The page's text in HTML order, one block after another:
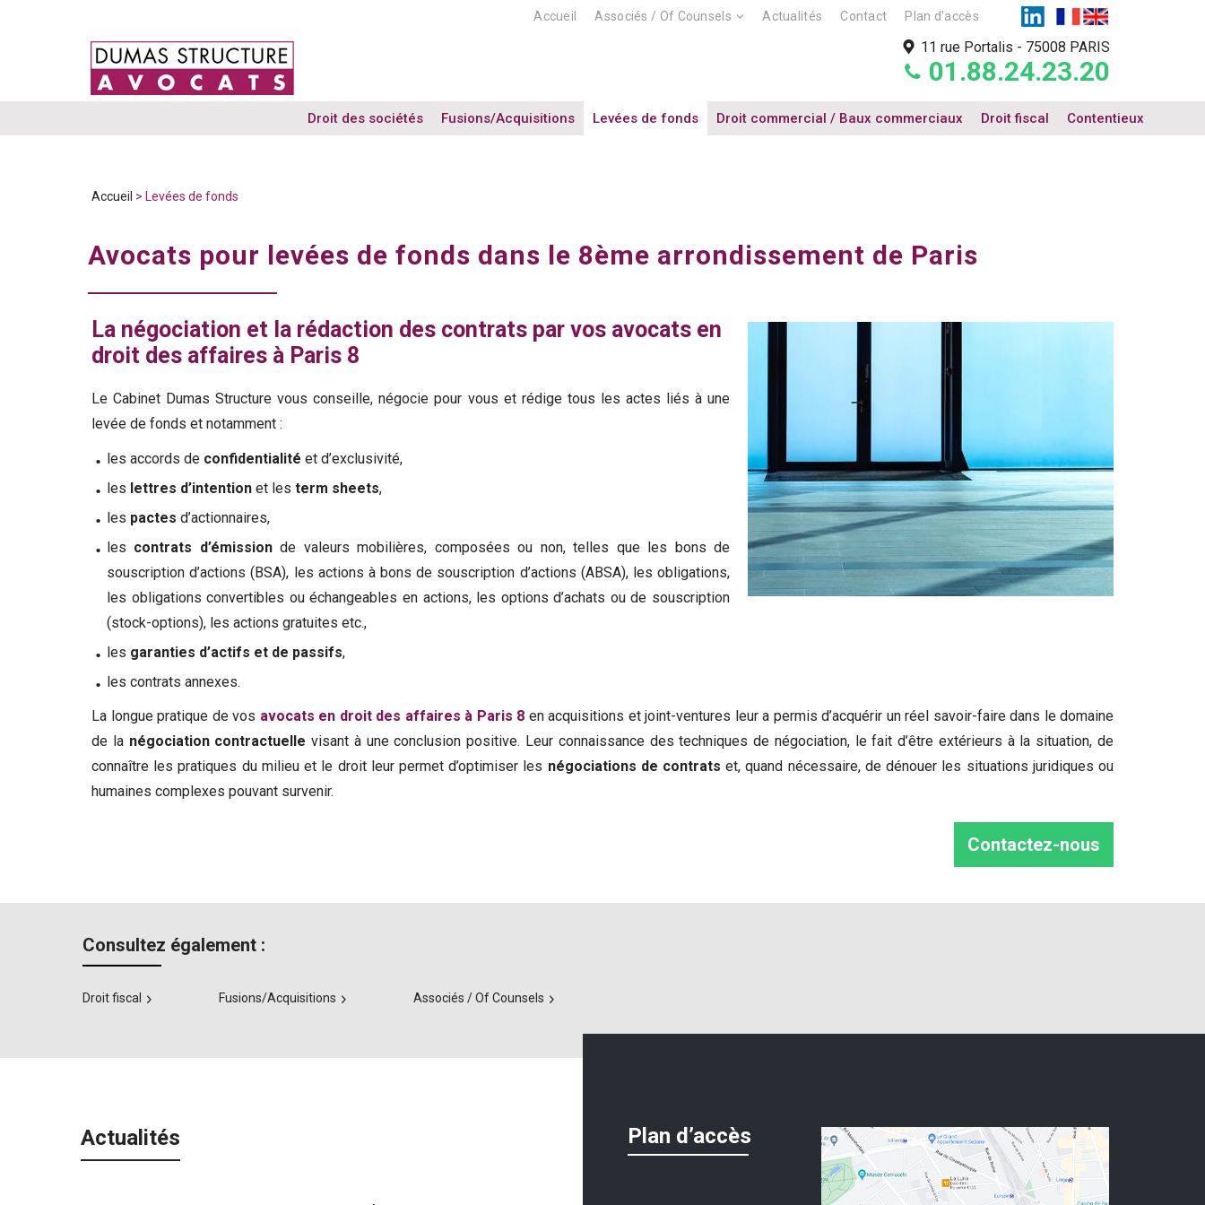
Accueil Associés / Of Counsels Actualités Contact Plan d'accès
11 rue Portalis - 75008 PARIS
01.88.24.23.20
Droit des sociétés Fusions/Acquisitions Levées de fonds Droit commercial / Baux commerciaux Droit fiscal Contentieux
Accueil > Levées de fonds
Avocats pour levées de fonds dans le 8ème arrondissement de Paris
La négociation et la rédaction des contrats par vos avocats en
droit des affaires à Paris 8
Le Cabinet Dumas Structure vous conseille, négocie pour vous et rédige tous les actes liés à une
levée de fonds et notamment :
les accords de confidentialité et d’exclusivité,
les lettres d’intention et les term sheets,
les pactes d’actionnaires,
les contrats d’émission de valeurs mobilières, composées ou non, telles que les bons de
souscription d’actions (BSA), les actions à bons de souscription d’actions (ABSA), les obligations,
les obligations convertibles ou échangeables en actions, les options d’achats ou de souscription
(stock-options), les actions gratuites etc.,
les garanties d’actifs et de passifs,
les contrats annexes.
La longue pratique de vos avocats en droit des affaires à Paris 8 en acquisitions et joint-ventures leur a permis d’acquérir un réel savoir-faire dans le domaine
de la négociation contractuellevisant à une conclusion positive. Leur connaissance des techniques de négociation, le fait d’être extérieurs à la situation, de
connaître les pratiques du milieu et le droit leur permet d’optimiser les négociations de contrats et, quand nécessaire, de dénouer les situations juridiques ou
humaines complexes pouvant survenir.
Contactez-nous
Consultez également :
Droit fiscal Fusions/Acquisitions Associés / Of Counsels
Actualités Plan d’accès